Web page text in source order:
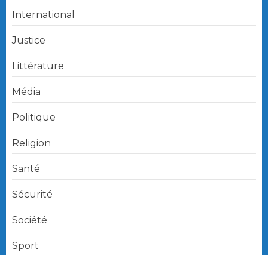
International
Justice
Littérature
Média
Politique
Religion
Santé
Sécurité
Société
Sport